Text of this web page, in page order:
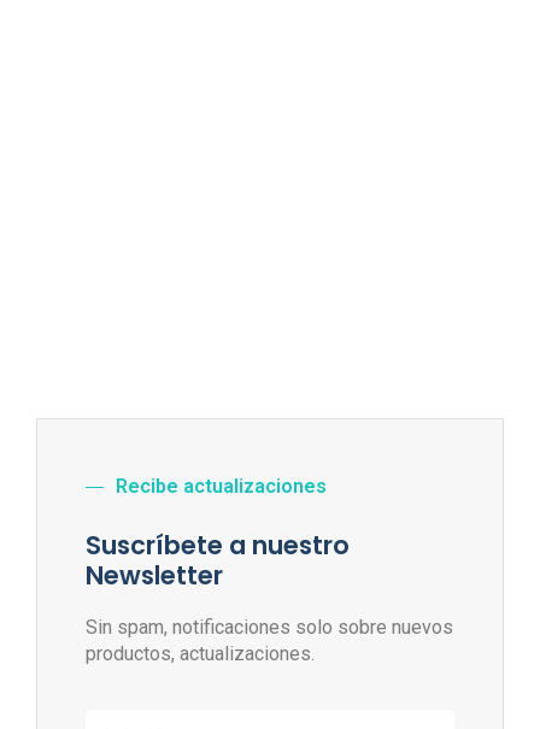
Recibe actualizaciones
Suscríbete a nuestro
Newsletter
Sin spam, notificaciones solo sobre nuevos
productos, actualizaciones.